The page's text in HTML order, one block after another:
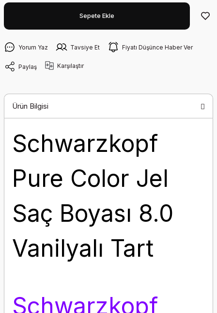
Sepete Ekle
Yorum Yaz Tavsiye Et Fiyatı Düşünce Haber Ver
Paylaş Karşılaştır
Ürün Bilgisi
Schwarzkopf
Pure Color Jel
Saç Boyası 8.0
Vanilyalı Tart
Schwarzkopf